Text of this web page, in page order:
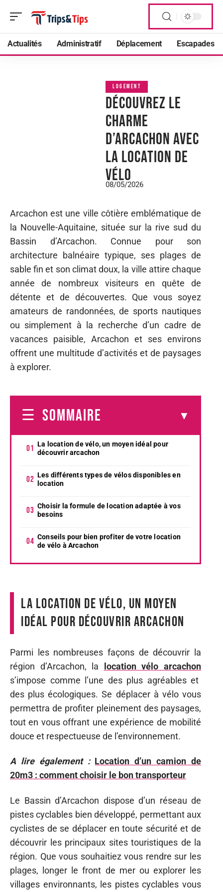
Actualités Administratif Déplacement Escapades
LOGEMENT
Découvrez le
charme
d’Arcachon avec
la location de
vélo
08/05/2026
Arcachon est une ville côtière emblématique de
la Nouvelle-Aquitaine, située sur la rive sud du
Bassin d’Arcachon. Connue pour son
architecture balnéaire typique, ses plages de
sable fin et son climat doux, la ville attire chaque
année de nombreux visiteurs en quête de
détente et de découvertes. Que vous soyez
amateurs de randonnées, de sports nautiques
ou simplement à la recherche d’un cadre de
vacances paisible, Arcachon et ses environs
offrent une multitude d’activités et de paysages
à explorer.
SOMMAIRE
La location de vélo, un moyen idéal pour
découvrir arcachon
Les différents types de vélos disponibles en
location
Choisir la formule de location adaptée à vos
besoins
Conseils pour bien profiter de votre location
de vélo à Arcachon
La location de vélo, un moyen
idéal pour découvrir arcachon
Parmi les nombreuses façons de découvrir la
région d’Arcachon, la location vélo arcachon
s’impose comme l’une des plus agréables et
des plus écologiques. Se déplacer à vélo vous
permettra de profiter pleinement des paysages,
tout en vous offrant une expérience de mobilité
douce et respectueuse de l’environnement.
A lire également : Location d’un camion de
20m3 : comment choisir le bon transporteur
Le Bassin d’Arcachon dispose d’un réseau de
pistes cyclables bien développé, permettant aux
cyclistes de se déplacer en toute sécurité et de
découvrir les principaux sites touristiques de la
région. Que vous souhaitiez vous rendre sur les
plages, longer le front de mer ou explorer les
villages environnants, les pistes cyclables vous